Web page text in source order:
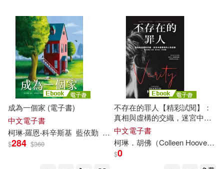
成為一個家 (電子書)
中文電子書
柯琳‧羅恩‧科辛斯基 藍依勤 瓦樂麗‧多坎波（Valeria Docampo）
$284 $360
不存在的罪人【精彩試閱】：
真相與虛構的交織，迷宮中最
黑暗的人性悲劇 (電子書)
中文電子書
柯琳 ．胡佛（Colleen Hoover）
$0